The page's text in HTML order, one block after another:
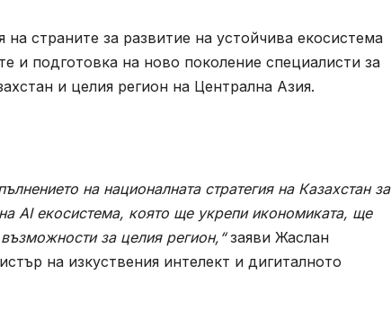
страните за развитие на устойчива екосистема
и подготовка на ново поколение специалисти за
и целия регион на Централна Азия.
на националната стратегия на Казахстан за
AIекосистема, която ще укрепи икономиката, ще
за целия регион,“заяви Жаслан
на изкуствения интелект и дигиталното